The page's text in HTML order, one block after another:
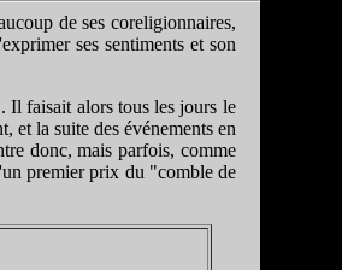
de ses coreligionnaires,
ses sentiments et son
Il faisait alors tous les jours le
et la suite des événements en
donc, mais parfois, comme
premier prix du "comble de